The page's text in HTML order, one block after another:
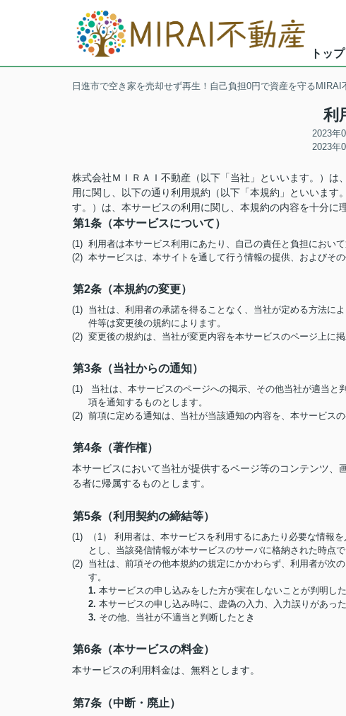
トップ
日進市で空き家を売却せず再生！自己負担0円で資産を守るMIRAI
利
2023年
2023年
株式会社ＭＩＲＡＩ不動産（以下「当社」といいます。）
用に関し、以下の通り利用規約（以下「本規約」といいま
す。）は、本サービスの利用に関し、本規約の内容を十分に
第1条（本サービスについて）
(1) 利用者は本サービス利用にあたり、自己の責任と負担におい
(2) 本サービスは、本サイトを通して行う情報の提供、およびそ
第2条（本規約の変更）
(1) 当社は、利用者の承諾を得ることなく、当社が定める方法に
件等は変更後の規約によります。
(2) 変更後の規約は、当社が変更内容を本サービスのページ上に
第3条（当社からの通知）
(1) 当社は、本サービスのページへの掲示、その他当社が適当と
項を通知するものとします。
(2) 前項に定める通知は、当社が当該通知の内容を、本サービス
第4条（著作権）
本サービスにおいて当社が提供するページ等のコンテンツ
る者に帰属するものとします。
第5条（利用契約の締結等）
(1) （1） 利用者は、本サービスを利用するにあたり必要な情報
とし、当該発信情報が本サービスのサーバに格納された時点
(2) 当社は、前項その他本規約の規定にかかわらず、利用者が次
す。
1. 本サービスの申し込みをした方が実在しないことが判明し
2. 本サービスの申し込み時に、虚偽の入力、入力誤りがあっ
3. その他、当社が不適当と判断したとき
第6条（本サービスの料金）
本サービスの利用料金は、無料とします。
第7条（中断・廃止）